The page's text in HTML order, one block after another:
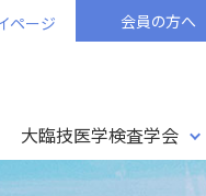
ページ 会員の方へ
大臨技医学検査学会